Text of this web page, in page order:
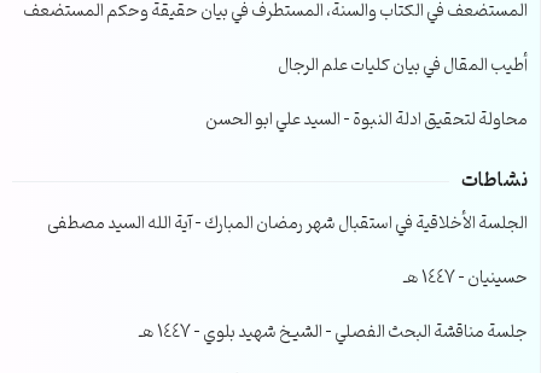
المستضعف في الكتاب والسنة، المستطرف في بيان حقيقة وحكم المستضعف
أطيب المقال في بيان كليات علم الرجال
محاولة لتحقيق ادلة النبوة – السيد علي ابو الحسن
نشاطات
الجلسة الأخلاقية في استقبال شهر رمضان المبارك – آية الله السيد مصطفى
حسينيان – 1447 هـ
جلسة مناقشة البحث الفصلي – الشيخ شهيد بلوي – 1447 هـ